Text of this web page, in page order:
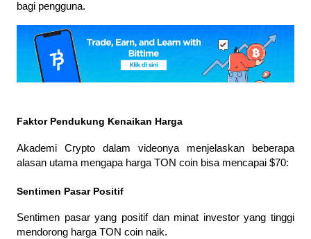
bagi pengguna.
Faktor Pendukung Kenaikan Harga
Akademi Crypto dalam videonya menjelaskan beberapa
alasan utama mengapa harga TON coin bisa mencapai $70:
Sentimen Pasar Positif
Sentimen pasar yang positif dan minat investor yang tinggi
mendorong harga TON coin naik.